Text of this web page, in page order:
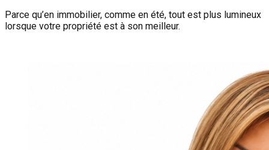
Parce qu’en immobilier, comme en été, tout est plus lumineux
lorsque votre propriété est à son meilleur.